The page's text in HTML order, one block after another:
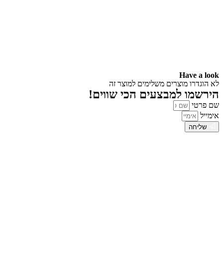
Have a look
לא הוגדרו מוצרים משלימים למוצר זה
הירשמו למבצעים הכי שווים!
שם פרטי
אימייל
שליחה